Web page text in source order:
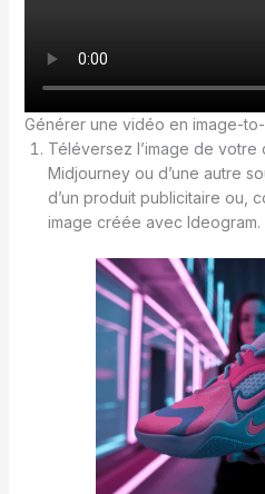
Générer une vidéo en image-
Téléversez l’image de
Midjourney ou d’une autre
d’un produit publicitaire ou,
image créée avec Ideogram.